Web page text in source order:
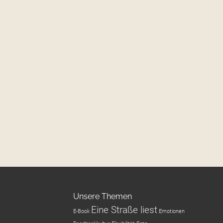
Unsere Themen
E-Book Eine Straße liest Emotionen